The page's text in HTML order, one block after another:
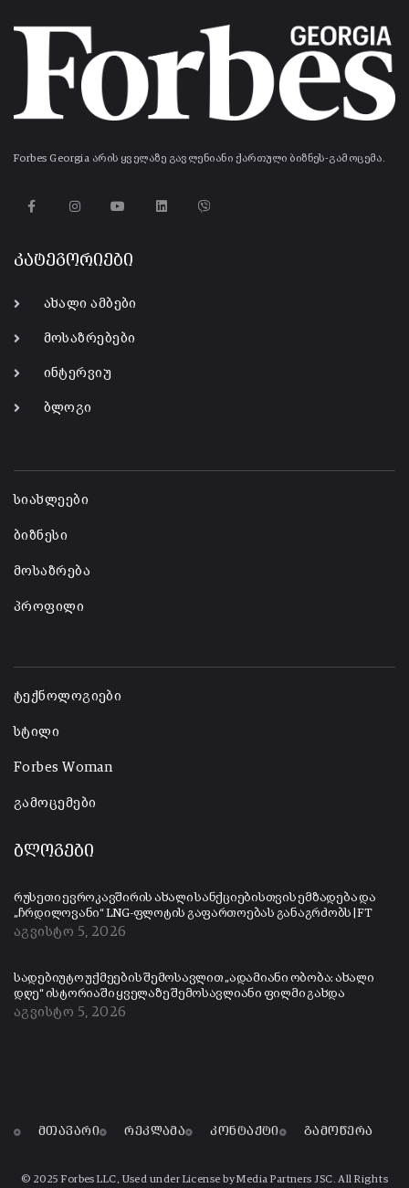
Forbes Georgia არის ყველაზე გავლენიანი ქართული ბიზნეს-გამოცემა.
კატეგორიები
ახალი ამბები
მოსაზრებები
ინტერვიუ
ბლოგი
სიახლეები
ბიზნესი
მოსაზრება
პროფილი
ტექნოლოგიები
სტილი
Forbes Woman
გამოცემები
ბლოგები
რუსეთი ევროკავშირის ახალი სანქციებისთვის ემზადება და
„ჩრდილოვანი“ LNG-ფლოტის გაფართოებას განაგრძობს | FT
აგვისტო 5, 2026
სადებიუტო უქმეების შემოსავლით „ადამიანი ობობა: ახალი
დღე“ ისტორიაში ყველაზე შემოსავლიანი ფილმი გახდა
აგვისტო 5, 2026
მთავარი რეკლამა კონტაქტი გამოწერა
© 2025 Forbes LLC, Used under License by Media Partners JSC. All Rights